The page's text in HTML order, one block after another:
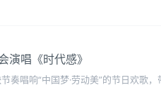
演唱《时代感》
奏唱响“中国梦·劳动美”的节日欢